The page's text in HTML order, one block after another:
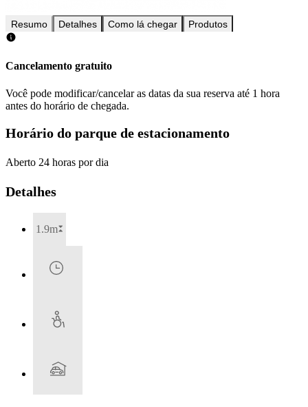
Resumo Detalhes Como lá chegar Produtos
Cancelamento gratuito
Você pode modificar/cancelar as datas da sua reserva até 1 hora
antes do horário de chegada.
Horário do parque de estacionamento
Aberto 24 horas por dia
Detalhes
1.9m